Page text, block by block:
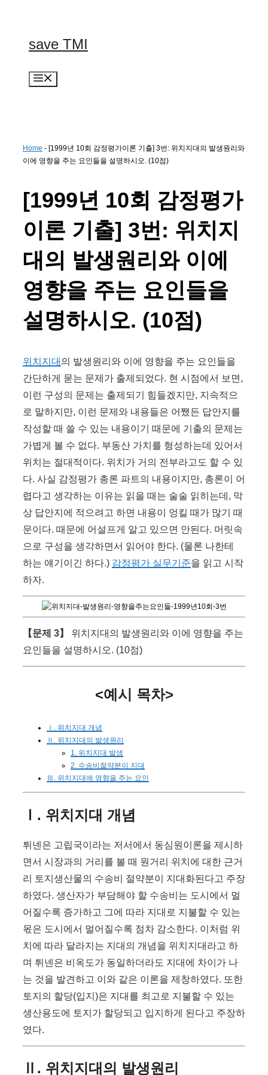
save TMI
Home - [1999년 10회 감정평가이론 기출] 3번: 위치지대의 발생원리와
이에 영향을 주는 요인들을 설명하시오. (10점)
[1999년 10회 감정평가
이론 기출] 3번: 위치지
대의 발생원리와 이에
영향을 주는 요인들을
설명하시오. (10점)
위치지대 의 발생원리와 이에 영향을 주는 요인들을
간단하게 묻는 문제가 출제되었다. 현 시점에서 보면,
이런 구성의 문제는 출제되기 힘들겠지만, 지속적으
로 말하지만, 이런 문제와 내용들은 어쨌든 답안지를
작성할 때 쓸 수 있는 내용이기 때문에 기출의 문제는
가볍게 볼 수 없다. 부동산 가치를 형성하는데 있어서
위치는 절대적이다. 위치가 거의 전부라고도 할 수 있
다. 사실 감정평가 총론 파트의 내용이지만, 총론이 어
렵다고 생각하는 이유는 읽을 때는 술술 읽히는데, 막
상 답안지에 적으려고 하면 내용이 엉킬 때가 많기 때
문이다. 때문에 어설프게 알고 있으면 안된다. 머릿속
으로 구성을 생각하면서 읽어야 한다. (물론 나한테
하는 얘기이긴 하다.) 감정평가 실무기준을 읽고 시작
하자.
【문제 3】
위치지대의 발생원리와 이에 영향을 주는
요인들을 설명하시오. (10점)
<예시 목차>
Ⅰ. 위치지대 개념
Ⅱ. 위치지대의 발생원리
1. 위치지대 발생
2. 수송비절약분이 지대
Ⅲ. 위치지대에 영향을 주는 요인
Ⅰ. 위치지대 개념
튀넨은 고립국이라는 저서에서 동심원이론을 제시하
면서 시장과의 거리를 볼 때 원거리 위치에 대한 근거
리 토지생산물의 수송비 절약분이 지대화된다고 주장
하였다. 생산자가 부담해야 할 수송비는 도시에서 멀
어질수록 증가하고 그에 따라 지대로 지불할 수 있는
몫은 도시에서 멀어질수록 점차 감소한다. 이처럼 위
치에 따라 달라지는 지대의 개념을 위치지대라고 하
며 튀넨은 비옥도가 동일하더라도 지대에 차이가 나
는 것을 발견하고 이와 같은 이론을 제창하였다. 또한
토지의 할당(입지)은 지대를 최고로 지불할 수 있는
생산용도에 토지가 할당되고 입지하게 된다고 주장하
였다.
Ⅱ. 위치지대의 발생원리